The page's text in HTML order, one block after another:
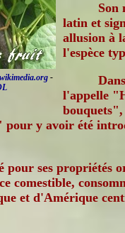
-
Son
latin et
allusion à
l'espèce
l'appelle
y avoir été
pour ses propriétés
comestible,
et d'Amérique